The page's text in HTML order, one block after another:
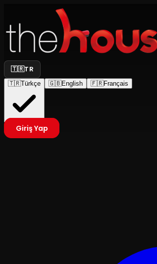
🇹🇷TR
🇹🇷Türkçe 🇬🇧English 🇫🇷Français
Giriş Yap